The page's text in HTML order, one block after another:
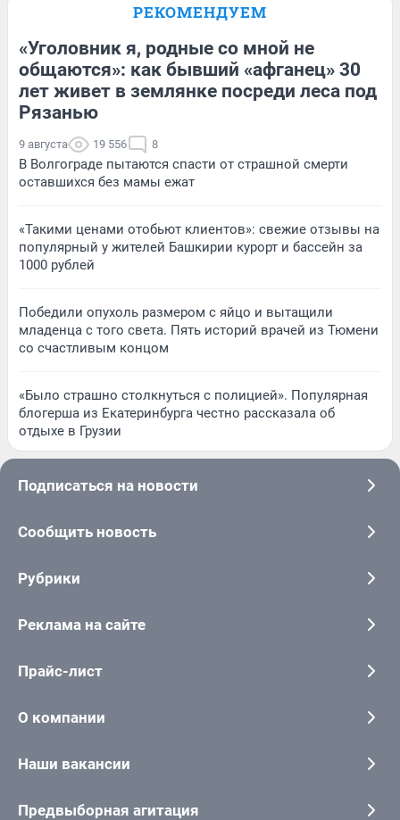
РЕКОМЕНДУЕМ
«Уголовник я, родные со мной не
общаются»: как бывший «афганец» 30
лет живет в землянке посреди леса под
Рязанью
9 августа 19 556 8
В Волгограде пытаются спасти от страшной смерти
оставшихся без мамы ежат
«Такими ценами отобьют клиентов»: свежие отзывы на
популярный у жителей Башкирии курорт и бассейн за
1000 рублей
Победили опухоль размером с яйцо и вытащили
младенца с того света. Пять историй врачей из Тюмени
со счастливым концом
«Было страшно столкнуться с полицией». Популярная
блогерша из Екатеринбурга честно рассказала об
отдыхе в Грузии
Подписаться на новости
Сообщить новость
Рубрики
Реклама на сайте
Прайс-лист
О компании
Наши вакансии
Предвыборная агитация